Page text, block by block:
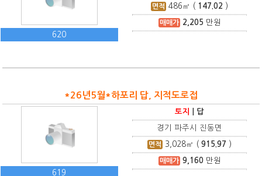
620
면적 486 ㎡ ( 147.02 )
매매가 2,205 만원
*26년5월*하포리 답, 지적도로접
619
토지 답
경기 파주시 진동면
면적 3,028㎡ (915.97 )
매매가 9,160만원